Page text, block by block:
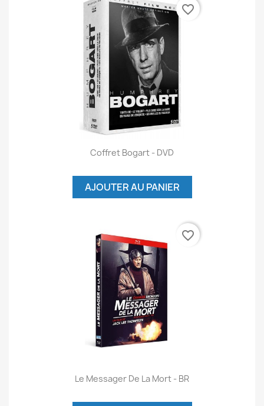
Coffret Bogart - DVD
AJOUTER AU PANIER
favorite_border
Le Messager De La Mort - BR
favorite_border